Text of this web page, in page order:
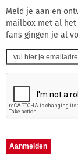
Meld je aan en
mailbox met al het
fans gingen je al